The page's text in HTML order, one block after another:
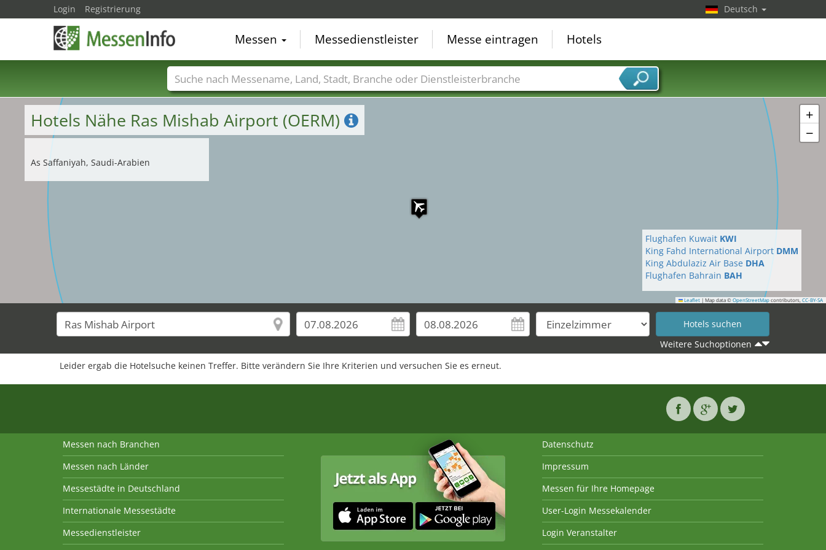
+
−
Leaflet | Map data © OpenStreetMap contributors, CC-BY-SA
Hotels Nähe Ras Mishab Airport (OERM)
As Saffaniyah, Saudi-Arabien
Flughafen Kuwait KWI
King Fahd International Airport DMM
King Abdulaziz Air Base DHA
Flughafen Bahrain BAH
Weitere Suchoptionen
Leider ergab die Hotelsuche keinen Treffer. Bitte verändern Sie Ihre Kriterien und versuchen Sie es erneut.
Login Registrierung Deutsch
Messen Messedienstleister Messe eintragen Hotels
Messenamen Länder Städte Branchen Dienstleisterbranchen
Messen nach Branchen
Messen nach Länder
Messestädte in Deutschland
Internationale Messestädte
Messedienstleister
Datenschutz
Impressum
Messen für Ihre Homepage
User-Login Messekalender
Login Veranstalter